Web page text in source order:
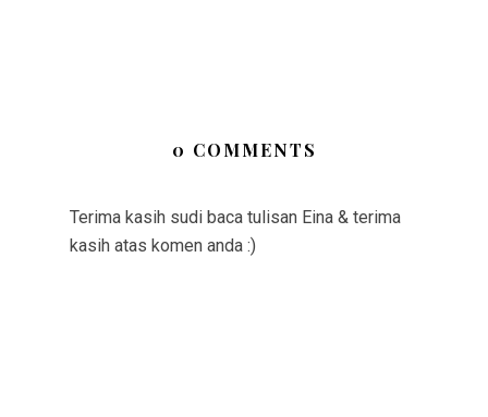
0 COMMENTS
Terima kasih sudi baca tulisan Eina & terima
kasih atas komen anda :)